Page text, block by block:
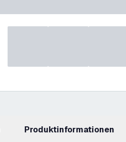
Produktinformationen